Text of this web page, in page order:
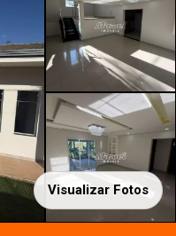
Visualizar Fotos